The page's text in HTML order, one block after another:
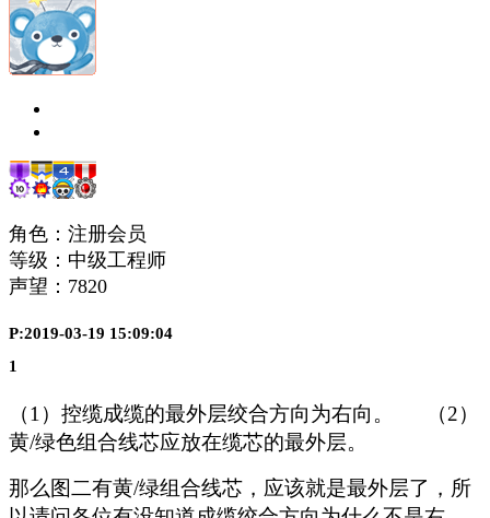
角色：注册会员
等级：中级工程师
声望： 7820
P:2019-03-19 15:09:04
1
（1）控缆成缆的最外层绞合方向为右向。 （2）
黄/绿色组合线芯应放在缆芯的最外层。
那么图二有黄/绿组合线芯 ，应该就是最外层了，所